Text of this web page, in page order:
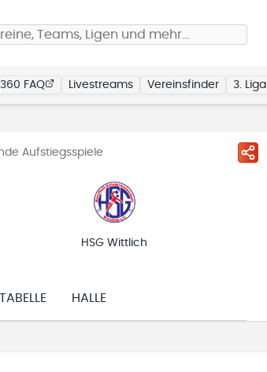
Teams, Ligen und mehr…
FAQ Livestreams Vereinsfinder 3. Liga
Aufstiegsspiele
HSG Wittlich
TABELLE HALLE